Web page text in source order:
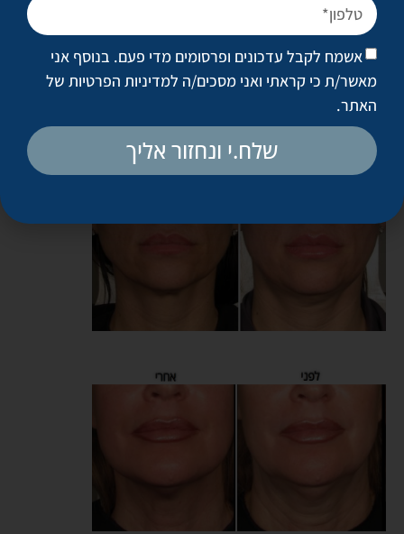
בינונית. במקרים שבהם הצניחה דרמטית יותר, אפשר לחזור על
הטיפול פעם נוספת אחרי שלושה חודשים.
אחרי הטיפול, החזרה לשגרה היא מיידית ואין זמן החלמה. לפעמים
יש רגישות מקומית באזור הטיפול, אבל היא תחלוף בתוך ימים
ספורים.
אשמח לקבל עדכונים ופרסומים מדי פעם. בנוסף אני
מאשר/ת כי קראתי ואני מסכים/ה למדיניות הפרטיות של
האתר.
שלח.י ונחזור אליך